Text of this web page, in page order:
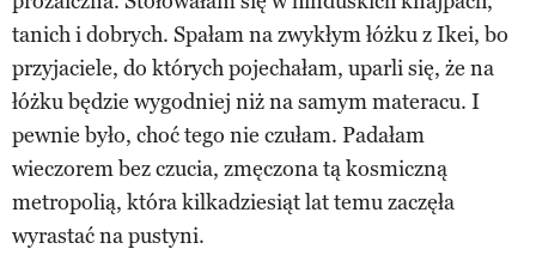
tanich i dobrych. Spałam na zwykłym łóżku z Ikei, bo
przyjaciele, do których pojechałam, uparli się, że na
łóżku będzie wygodniej niż na samym materacu. I
pewnie było, choć tego nie czułam. Padałam
wieczorem bez czucia, zmęczona tą kosmiczną
metropolią, która kilkadziesiąt lat temu zaczęła
wyrastać na pustyni.